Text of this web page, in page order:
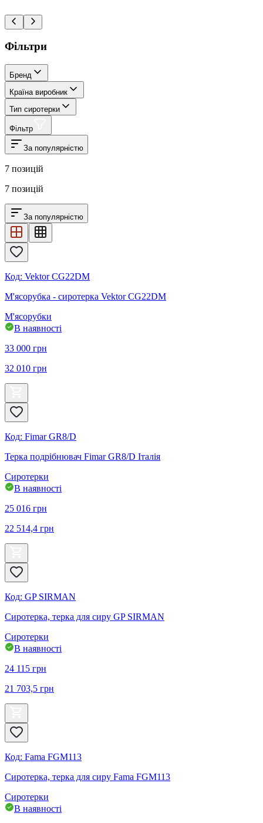
Фільтри
Бренд
Країна виробник
Тип сиротерки
Фільтр
За популярністю
7 позицій
7 позицій
За популярністю
Код: Vektor CG22DM
М'ясорубка - сиротерка Vektor CG22DM
М'ясорубки
В наявності
33 000 грн
32 010 грн
Код: Fimar GR8/D
Терка подрібнювач Fimar GR8/D Італія
Сиротерки
В наявності
25 016 грн
22 514,4 грн
Код: GP SIRMAN
Сиротерка, терка для сиру GP SIRMAN
Сиротерки
В наявності
24 115 грн
21 703,5 грн
Код: Fama FGM113
Сиротерка, терка для сиру Fama FGM113
Сиротерки
В наявності